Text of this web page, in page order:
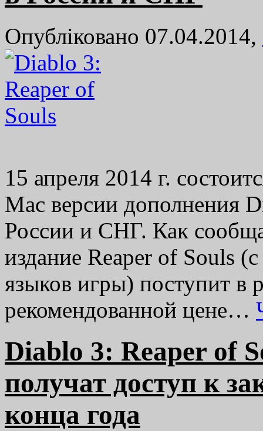
Опубліковано 07.04.2014,
15 апреля 2014 г.
Mac версии дополнения
России и СНГ. Как
издание Reaper of Souls
языков игры) поступит
рекомендованной цене…
Diablo 3: Reaper of
получат доступ к
конца года